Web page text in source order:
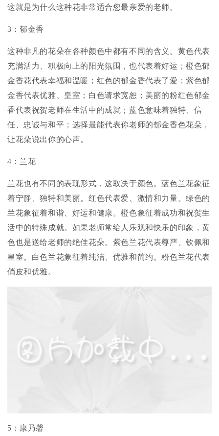
这就是为什么这种花非常适合您最亲爱的老师。
3：郁金香
这种非凡的花朵在各种颜色中都有不同的含义。黄色代表
充满活力、积极向上的阳光氛围，也代表着好运；橙色郁
金香花代表幸福和温暖；红色的郁金香代表了爱；紫色郁
金香代表优雅、皇室；白色请求宽恕；美丽的粉红色郁金
香代表祝贺老师在生活中的成就；蓝色意味着独特、信
任、忠诚与和平；选择最能代表你老师的郁金香色花朵，
让花朵说出你的心声。
4：兰花
兰花也有不同的表现形式，这取决于颜色。蓝色兰花象征
着宁静、独特和美丽。红色代表爱、激情和力量。绿色的
兰花象征着和谐、好运和健康。橙色象征着成功和祝贺生
活中的特殊成就。如果老师常给人乐观和快乐的印象，黄
色也是送给老师的绝佳花朵。紫色兰花代表尊严、钦佩和
皇室。白色兰花象征着纯洁、优雅和简约。粉色兰花代表
俏皮和优雅。
5：康乃馨